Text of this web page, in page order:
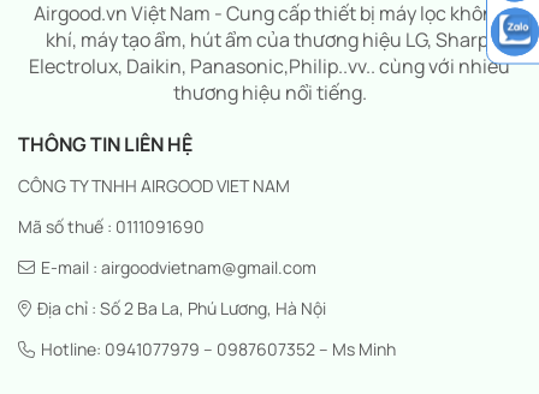
Airgood.vn Việt Nam - Cung cấp thiết bị máy lọc không
khí, máy tạo ẩm, hút ẩm của thương hiệu LG, Sharp,
Electrolux, Daikin, Panasonic,Philip..vv.. cùng với nhiều
thương hiệu nổi tiếng.
THÔNG TIN LIÊN HỆ
CÔNG TY TNHH AIRGOOD VIET NAM
Mã số thuế : 0111091690
E-mail : airgoodvietnam@gmail.com
Địa chỉ : Số 2 Ba La, Phú Lương, Hà Nội
Hotline: 0941077979 – 0987607352 – Ms Minh